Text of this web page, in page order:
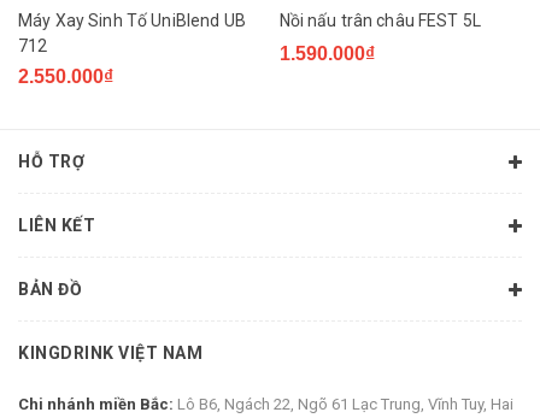
Máy Xay Sinh Tố UniBlend UB
712
2.550.000₫
Nồi nấu trân châu FEST 5L
1.590.000₫
HỖ TRỢ
LIÊN KẾT
BẢN ĐỒ
KINGDRINK VIỆT NAM
Chi nhánh miền Bắc: Lô B6, Ngách 22, Ngõ 61 Lạc Trung, Vĩnh Tuy, Hai